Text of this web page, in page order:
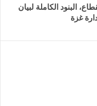
البنود الكاملة لبيان
غزة